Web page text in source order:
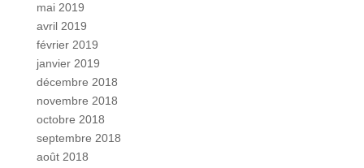
mai 2019
avril 2019
février 2019
janvier 2019
décembre 2018
novembre 2018
octobre 2018
septembre 2018
août 2018